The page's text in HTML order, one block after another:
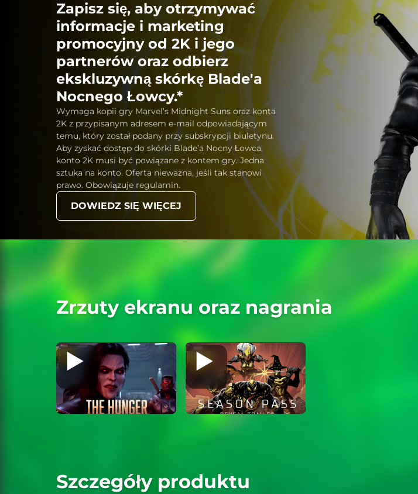
Zapisz się, aby otrzymywać
informacje i marketing
promocyjny od 2K i jego
partnerów oraz odbierz
ekskluzywną skórkę Blade'a
Nocnego Łowcy.*
Wymaga kopii gry Marvel’s Midnight Suns oraz konta
2K z przypisanym adresem e-mail odpowiadającym
temu, który został podany przy subskrypcji biuletynu.
Aby zyskać dostęp do skórki Blade’a Nocny Łowca,
konto 2K musi być powiązane z kontem gry. Jedna
sztuka na konto. Oferta nieważna, jeśli tak stanowi
prawo. Obowiązuje regulamin.
DOWIEDZ SIĘ WIĘCEJ
Zrzuty ekranu oraz nagrania
Szczegóły produktu